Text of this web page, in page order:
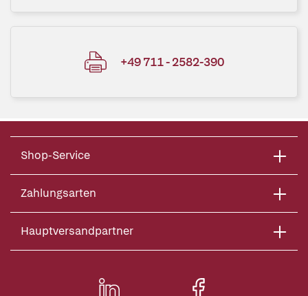
+49 711 - 2582-390
Shop-Service
Zahlungsarten
Hauptversandpartner